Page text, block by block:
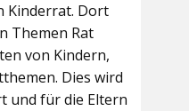
Kinderrat. Dort
Themen Rat
von Kindern,
Dies wird
und für die Eltern